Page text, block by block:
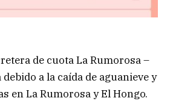
de cuota La Rumorosa –
a la caída de aguanieve y
en La Rumorosa y El Hongo.